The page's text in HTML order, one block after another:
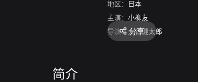
地区： 日本
主演： 小柳友
导演： 大谷健太郎
分享
简介